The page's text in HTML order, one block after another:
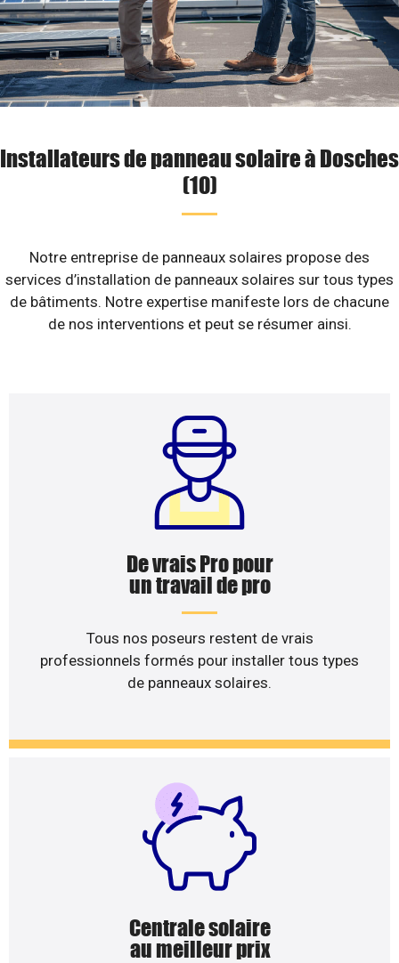
Installateurs de panneau solaire à Dosches
(10)
Notre entreprise de panneaux solaires propose des
services d’installation de panneaux solaires sur tous types
de bâtiments. Notre expertise manifeste lors de chacune
de nos interventions et peut se résumer ainsi.
De vrais Pro pour
un travail de pro
Tous nos poseurs restent de vrais
professionnels formés pour installer tous types
de panneaux solaires.
Centrale solaire
au meilleur prix